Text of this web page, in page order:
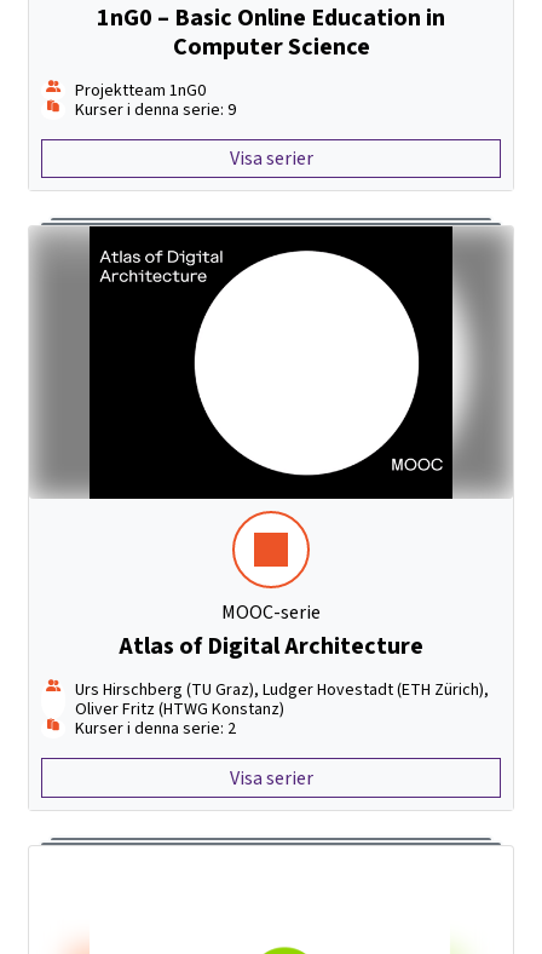
1nG0 – Basic Online Education in
Computer Science
Projektteam 1nG0
Kurser i denna serie: 9
Visa serier
MOOC-serie
Atlas of Digital Architecture
Urs Hirschberg (TU Graz), Ludger Hovestadt (ETH Zürich),
Oliver Fritz (HTWG Konstanz)
Kurser i denna serie: 2
Visa serier